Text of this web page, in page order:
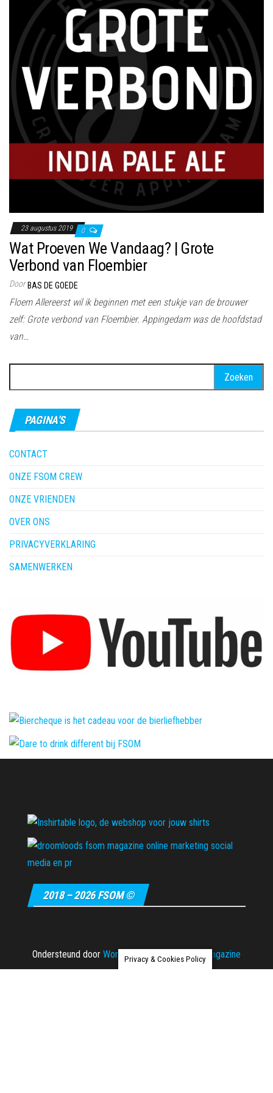
23 augustus 2019 0
Wat Proeven We Vandaag? | Grote
Verbond van Floembier
Door BAS DE GOEDE
Floem Allereerst wil ik beginnen met een stukje van de brouwer
zelf: Grote verbond van Floembier. Appingedam was de hoofdstad
van…
naar:
PAGINA’S
CONTACT
ONZE FSOM CREW
ONZE VRIENDEN
OVER ONS
PRIVACYVERKLARING
SAMENWERKEN
2018 – 2026 FSOM ©
Ondersteund door WordPress |Thema: Envo Magazine
Privacy & Cookies Policy